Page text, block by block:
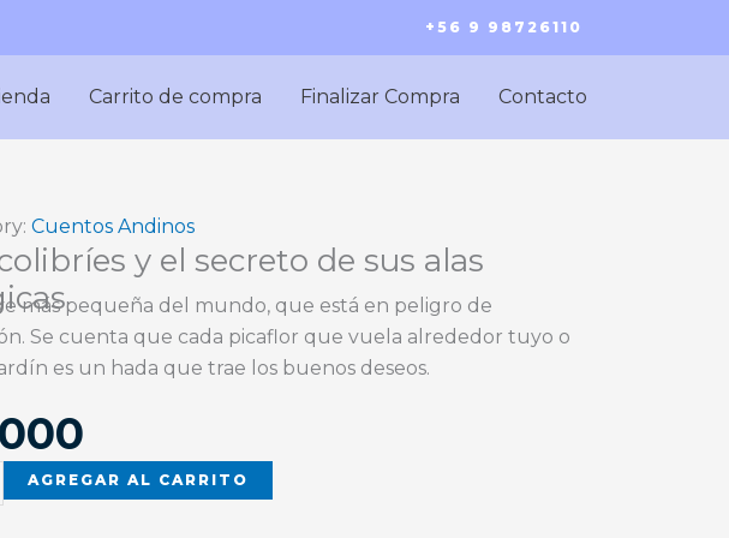
+56 9 98726110
Carrito de compra Finalizar Compra Contacto
Cuentos Andinos
y el secreto de sus alas
más pequeña del mundo, que está en peligro de
Se cuenta que cada picaflor que vuela alrededor tuyo o
es un hada que trae los buenos deseos.
AGREGAR AL CARRITO